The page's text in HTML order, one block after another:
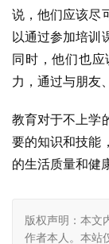
说，他们应该尽
以通过参加培训
同时，他们也
力，通过与朋友
教育对于不上学
要的知识和技能
的生活质量和健
版权声明：本文
作者本人。本站